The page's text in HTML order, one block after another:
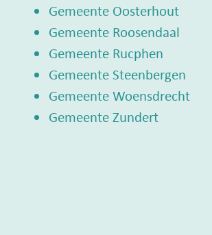
Gemeente Oosterhout
Gemeente Roosendaal
Gemeente Rucphen
Gemeente Steenbergen
Gemeente Woensdrecht
Gemeente Zundert